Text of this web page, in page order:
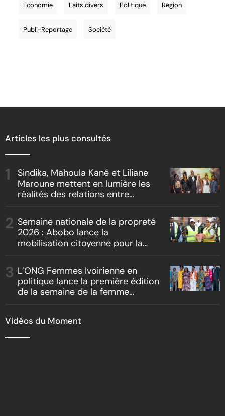
Economie Faits divers Politique Région
Publi-Reportage Société
Articles les plus consultés
Sindika, Mahoula Kané et Liliane
Maroune mettent en lumière les
réalités des relations entre
« Boss vs Boss »
Semaine nationale de la propreté
2026 : Abobo lance la
mobilisation citoyenne pour la
L’ONG Femmes Ivoirienne en
politique lance la première édition
de la semaine de la femme
Vidéos du Moment